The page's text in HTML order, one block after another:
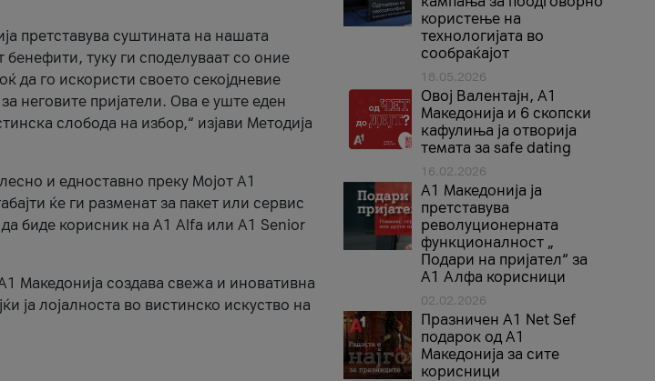
претставува суштината на нашата
туку ги споделуваат со оние
да го искористи своето секојдневие
неговите пријатели. Ова е уште еден
слобода на избор,“ изјави Методија
и едноставно преку Мојот А1
ќе ги разменат за пакет или сервис
да биде корисник на А1 Alfa или A1 Senior
Македонија создава свежа и иновативна
ја лојалноста во вистинско искуство на
користење на
технологијата во
сообраќајот
18.05.2026
Овој Валентајн, A1
Македонија и 6 скопски
кафулиња ја отворија
темата за safe dating
16.02.2026
А1 Македонија ја
претставува
револуционерната
функционалност „
Подари на пријател“ за
А1 Алфа корисници
02.02.2026
Празничен A1 Net Sеf
подарок од А1
Македонија за сите
корисници